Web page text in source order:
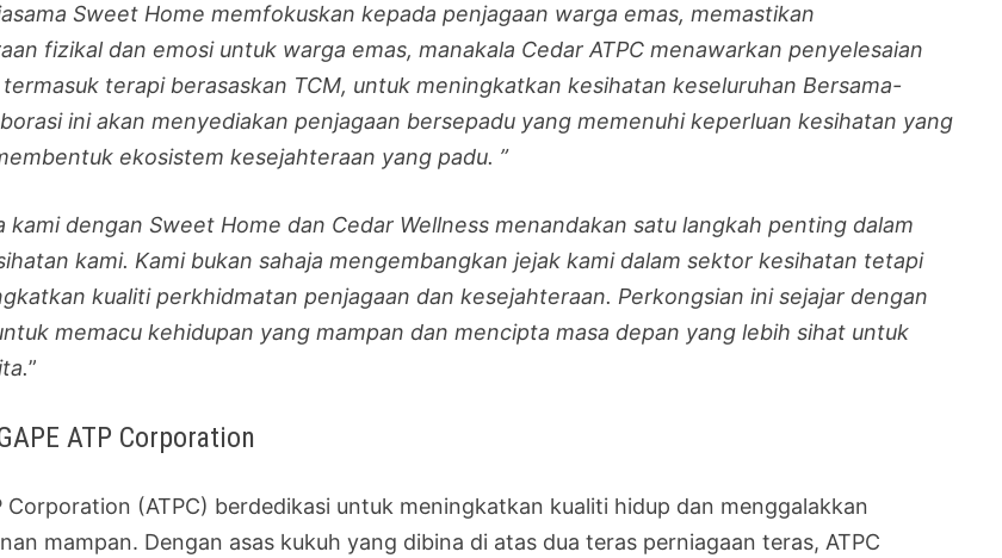
Sweet Home memfokuskan kepada penjagaan warga emas, memastikan
fizikal dan emosi untuk warga emas, manakala Cedar ATPC menawarkan penyelesaian
terapi berasaskan TCM, untuk meningkatkan kesihatan keseluruhan Bersama-
ini akan menyediakan penjagaan bersepadu yang memenuhi keperluan kesihatan yang
ekosistem kesejahteraan yang padu. ”
kami dengan Sweet Home dan Cedar Wellness menandakan satu langkah penting dalam
kami. Kami bukan sahaja mengembangkan jejak kami dalam sektor kesihatan tetapi
kualiti perkhidmatan penjagaan dan kesejahteraan. Perkongsian ini sejajar dengan
memacu kehidupan yang mampan dan mencipta masa depan yang lebih sihat untuk
”
ATP Corporation
Corporation (ATPC) berdedikasi untuk meningkatkan kualiti hidup dan menggalakkan
mampan. Dengan asas kukuh yang dibina di atas dua teras perniagaan teras, ATPC